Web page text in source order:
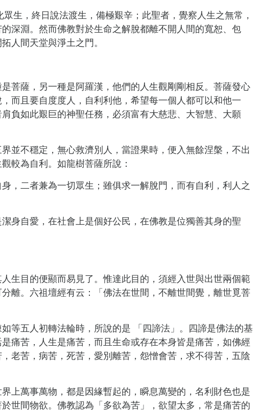
生，終日說法渡生，備極艱辛；此聖者，覺察人生之無常，
深淵。然而佛教對於生命之解脫都離不開人間的寬恕、包
人間天堂與淨土之門。
菩薩，另一種是阿羅漢，他們的人生觀剛剛相反。菩薩發心
而且要自度度人，自利利他，希望每一個人都可以和他一
負如此艱巨的神聖任務，必須富有大慈悲、大智慧、大願
並不穩定，無心救濟別人，當證果時，便入無餘涅槃，不出
較為自利。如龍樹菩薩所說：
身，二者兼為一切眾生；雖俱求一解脫門，而有自利，利人之
身自愛，在社會上是個好公民，在佛教是位獨善其身的聖
生目的便顯而易見了。惟達此目的，須經入世與出世兩個範
離。六祖壇經有云：「佛法在世間，不離世間覺，離世覓菩
等五人初轉法輪時，所說的是 「四諦法」。四諦是佛法的基
痛苦，人生是痛苦，而且生命或存在本身皆是痛苦，如佛經
老苦，病苦，死苦，愛別離苦，怨憎會苦，求不得苦，五陰
上萬事萬物，都是因緣暫起的，瞬息萬變的，名利財色也是
世間物欲。佛教認為「多欲為苦」，欲望太多，常是痛苦的